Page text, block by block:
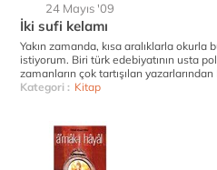
24 Mayıs '09
İki sufi kelamı
Yakın zamanda, kısa aralıklarla
istiyorum. Biri türk edebiyatının usta
zamanların çok tartışılan yazarlarından
Kategori : Kitap